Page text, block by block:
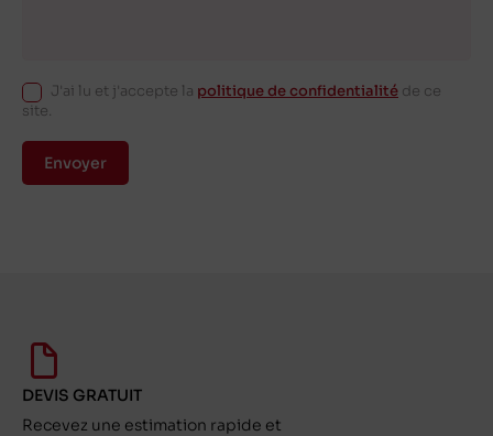
J'ai lu et j'accepte la politique de confidentialité de ce
site.
Envoyer
DEVIS GRATUIT
Recevez une estimation rapide et